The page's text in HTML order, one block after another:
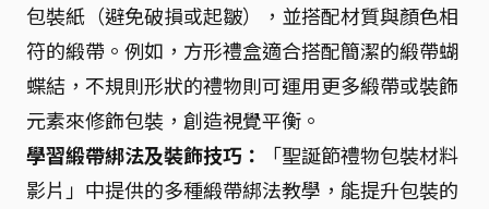
包裝紙（避免破損或起皺），並搭配材質與顏色相
符的緞帶。例如，方形禮盒適合搭配簡潔的緞帶蝴
蝶結，不規則形狀的禮物則可運用更多緞帶或裝飾
元素來修飾包裝，創造視覺平衡。
學習緞帶綁法及裝飾技巧：
「聖誕節禮物包裝材料
影片」中提供的多種緞帶綁法教學，能提升包裝的